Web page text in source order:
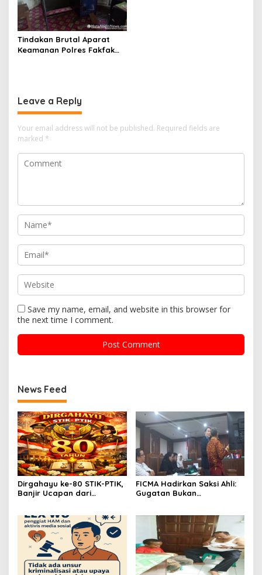
Tindakan Brutal Aparat
Keamanan Polres Fakfak
Leave a Reply
Your email address will not be published. Required fields are
marked *
Save my name, email, and website in this browser for
the next time I comment.
News Feed
Dirgahayu ke-80 STIK-PTIK,
Banjir Ucapan dari
FICMA Hadirkan Saksi Ahli:
Gugatan Bukan